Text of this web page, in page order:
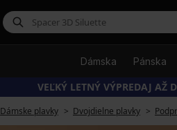
Dámska Pánska
VEĽKÝ LETNÝ VÝPREDAJ AŽ
Dámske plavky Dvojdielne plavky